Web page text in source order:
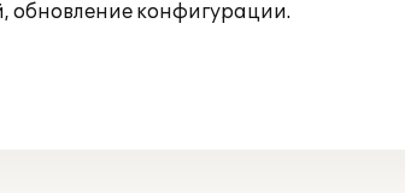
обновление конфигурации.